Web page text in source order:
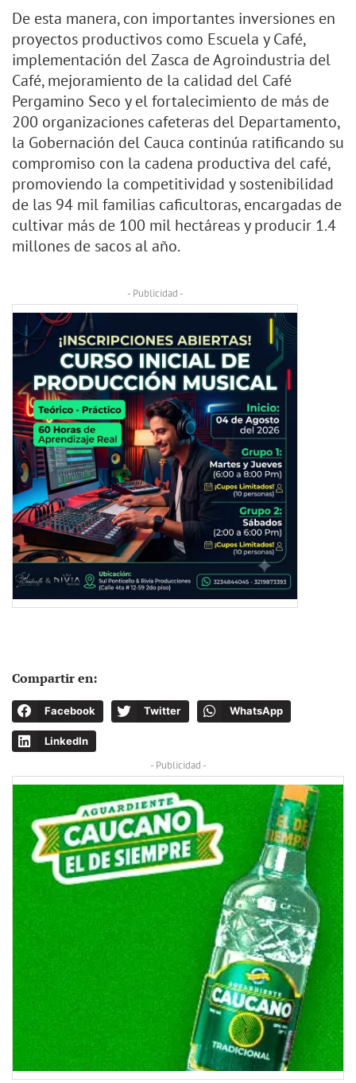
De esta manera, con importantes inversiones en
proyectos productivos como Escuela y Café,
implementación del Zasca de Agroindustria del
Café, mejoramiento de la calidad del Café
Pergamino Seco y el fortalecimiento de más de
200 organizaciones cafeteras del Departamento,
la Gobernación del Cauca continúa ratificando su
compromiso con la cadena productiva del café,
promoviendo la competitividad y sostenibilidad
de las 94 mil familias caficultoras, encargadas de
cultivar más de 100 mil hectáreas y producir 1.4
millones de sacos al año.
- Publicidad -
Compartir en:
Facebook Twitter WhatsApp
LinkedIn
- Publicidad -